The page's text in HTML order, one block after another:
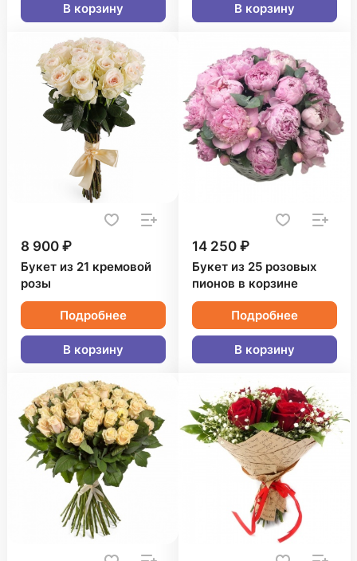
В корзину В корзину
8 900 ₽
Букет из 21 кремовой
розы
Подробнее
В корзину
14 250 ₽
Букет из 25 розовых
пионов в корзине
Подробнее
В корзину